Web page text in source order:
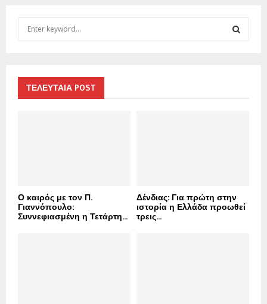
f
ΤΕΛΕΥΤΑΙΑ POST
Ο καιρός με τον Π.
Γιαννόπουλο:
Συννεφιασμένη η Τετάρτη...
Δένδιας: Για πρώτη στην
ιστορία η Ελλάδα προωθεί
τρεις...